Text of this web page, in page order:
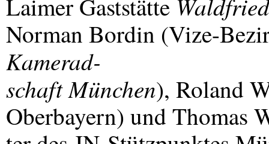
Laimer Gaststätte
Norman Bordin (Vize-
Kamerad-
schaft München), Roland
Oberbayern) und Thomas